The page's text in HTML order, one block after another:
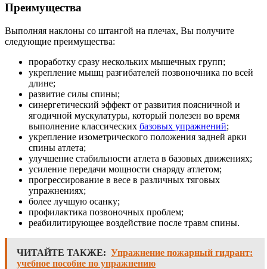
Преимущества
Выполняя наклоны со штангой на плечах, Вы получите
следующие преимущества:
проработку сразу нескольких мышечных групп;
укрепление мышц разгибателей позвоночника по всей
длине;
развитие силы спины;
синергетический эффект от развития поясничной и
ягодичной мускулатуры, который полезен во время
выполнение классических базовых упражнений;
укрепление изометрического положения задней арки
спины атлета;
улучшение стабильности атлета в базовых движениях;
усиление передачи мощности снаряду атлетом;
прогрессирование в весе в различных тяговых
упражнениях;
более лучшую осанку;
профилактика позвоночных проблем;
реабилитирующее воздействие после травм спины.
ЧИТАЙТЕ ТАКЖЕ: Упражнение пожарный гидрант:
учебное пособие по упражнению